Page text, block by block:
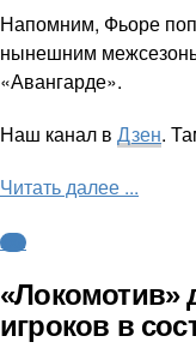
Напомним, Фьоре
нынешним
«Авангарде».
Наш канал в Дзен.
Читать далее ...
КХЛ
«Локомотив»
игроков в